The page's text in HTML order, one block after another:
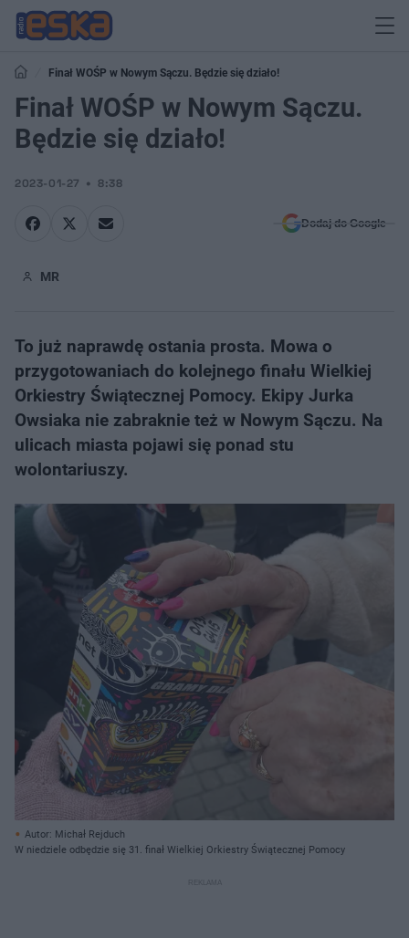
Finał WOŚP w Nowym Sączu. Będzie się działo!
Finał WOŚP w Nowym Sączu.
Będzie się działo!
2023-01-27 8:38
Dodaj do Google
MR
To już naprawdę ostania prosta. Mowa o
przygotowaniach do kolejnego finału Wielkiej
Orkiestry Świątecznej Pomocy. Ekipy Jurka
Owsiaka nie zabraknie też w Nowym Sączu. Na
ulicach miasta pojawi się ponad stu
wolontariuszy.
Autor: Michał Rejduch
W niedziele odbędzie się 31. finał Wielkiej Orkiestry Świątecznej Pomocy